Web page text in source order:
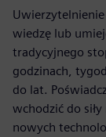
wiedzę lub
tradycyjnego
godzinach,
do lat.
wchodzić do
nowych